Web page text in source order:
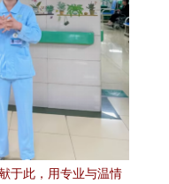
于此，用专业与温情